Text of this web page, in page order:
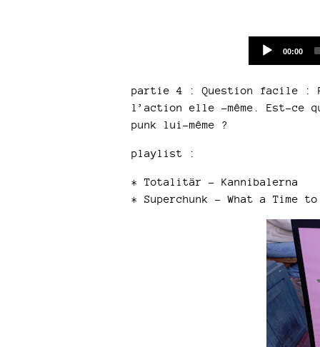
Current
00:00
partie 4 : Question facile :
l’action elle -même. Est-ce
punk lui-même ?
playlist :
* Totalitär - Kannibalerna
* Superchunk - What a Time